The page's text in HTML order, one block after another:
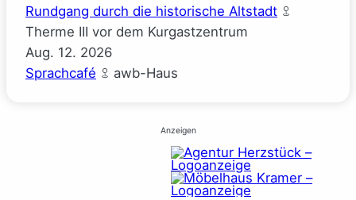
Rundgang durch die historische Altstadt
Therme III vor dem Kurgastzentrum
Aug. 12. 2026
Sprachcafé
awb-Haus
Anzeigen